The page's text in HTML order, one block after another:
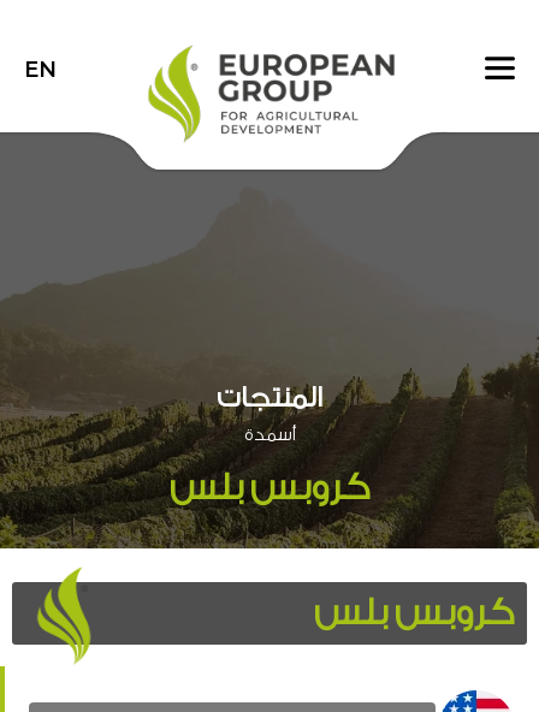
EN
المنتجات
أسمدة
كروبس بلس
كروبس بلس